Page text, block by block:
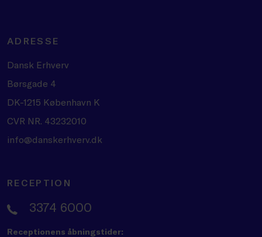
ADRESSE
Dansk Erhverv
Børsgade 4
DK-1215 København K
CVR NR. 43232010
info@danskerhverv.dk
RECEPTION
3374 6000
Receptionens åbningstider: